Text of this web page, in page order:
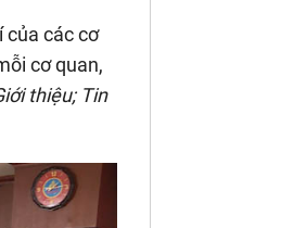
của các cơ
cơ quan,
thiệu; Tin